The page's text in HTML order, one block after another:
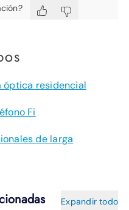
óptica residencial
Fi
de larga
Expandir todo